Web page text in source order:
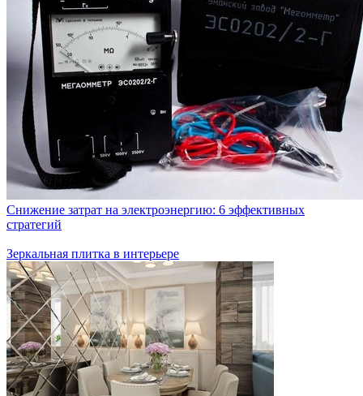
Снижение затрат на электроэнергию: 6 эффективных
стратегий
Зеркальная плитка в интерьере